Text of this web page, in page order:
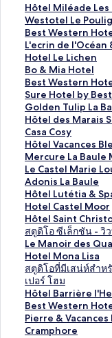
Hôtel Miléade Les
ลิ
ง
ก์
ม
า
ต
ร
ฐ
า
น
สำ
ห
รั
บ
H
ô
t
e
l
M
i
l
é
a
d
e
L
Westotel Le
ลิ
ง
ก์
ม
า
ต
ร
ฐ
า
น
สำ
ห
รั
บ
W
e
s
t
o
t
e
l
L
e
P
o
Best Western
ลิ
ง
ก์
ม
า
ต
ร
ฐ
า
น
สำ
ห
รั
บ
B
e
s
t
W
e
s
t
e
r
n
L'ecrin de l'Océan
ลิ
ง
ก์
ม
า
ต
ร
ฐ
า
น
สำ
ห
รั
บ
L
'
e
c
r
i
n
d
e
l
Hotel Le Lichen
ลิ
ง
ก์
ม
า
ต
ร
ฐ
า
น
สำ
ห
รั
บ
H
o
t
e
l
L
e
L
i
Bo & Mia Hotel
ลิ
ง
ก์
ม
า
ต
ร
ฐ
า
น
สำ
ห
รั
บ
B
o
&
M
i
a
H
o
Best Western
ลิ
ง
ก์
ม
า
ต
ร
ฐ
า
น
สำ
ห
รั
บ
B
e
s
t
W
e
s
Sure Hotel by
ลิ
ง
ก์
ม
า
ต
ร
ฐ
า
น
สำ
ห
รั
บ
S
u
r
e
H
o
Golden Tulip La
ลิ
ง
ก์
ม
า
ต
ร
ฐ
า
น
สำ
ห
รั
บ
G
o
l
d
e
Hôtel des Marais
ลิ
ง
ก์
ม
า
ต
ร
ฐ
า
น
สำ
ห
รั
บ
H
ô
t
e
Casa Cosy
ลิ
ง
ก์
ม
า
ต
ร
ฐ
า
น
สำ
ห
รั
บ
C
a
s
Hôtel Vacances
ลิ
ง
ก์
ม
า
ต
ร
ฐ
า
น
สำ
ห
รั
บ
H
ô
Mercure La Baule
ลิ
ง
ก์
ม
า
ต
ร
ฐ
า
น
สำ
ห
รั
บ
M
Le Castel Marie
ลิ
ง
ก์
ม
า
ต
ร
ฐ
า
น
สำ
ห
รั
บ
Adonis La Baule
ลิ
ง
ก์
ม
า
ต
ร
ฐ
า
น
สำ
ห
รั
Hôtel Lutétia &
ลิ
ง
ก์
ม
า
ต
ร
ฐ
า
น
สำ
ห
Hotel Castel Moor
ลิ
ง
ก์
ม
า
ต
ร
ฐ
า
น
สำ
Hôtel Saint
ลิ
ง
ก์
ม
า
ต
ร
ฐ
า
น
สตูดิโอ ซีเล็กชัน - วิว
ลิ
ง
ก์
ม
า
ต
ร
ฐ
า
Le Manoir des
ลิ
ง
ก์
ม
า
ต
ร
ฐ
Hotel Mona Lisa
ลิ
ง
ก์
ม
า
ต
ร
สตูดิโอที่มีเสน่ห์สำห
เปอร์ โฮม
ลิ
ง
ก์
ม
า
ต
Hôtel Barrière
ลิ
ง
ก์
ม
Best Western
ลิ
ง
ก์
Pierre &
Cramphore
ลิ
ง